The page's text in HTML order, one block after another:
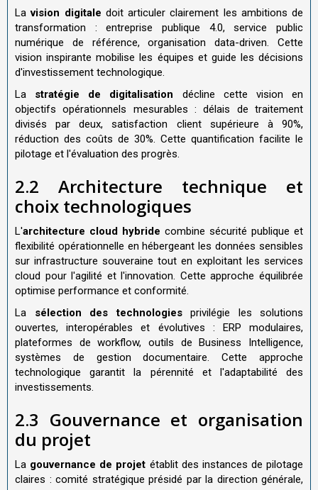
Lavision digitale doit articuler clairement les ambitions de
transformation : entreprise publique 4.0, service public
numérique de référence, organisation data-driven. Cette
vision inspirante mobilise les équipes et guide les décisions
d'investissement technologique.
La stratégie de digitalisation décline cette vision en
objectifs opérationnels mesurables : délais de traitement
divisés par deux, satisfaction client supérieure à 90%,
réduction des coûts de 30%. Cette quantification facilite le
pilotage et l'évaluation des progrès.
2.2 Architecture technique et
choix technologiques
L'architecture cloud hybride combine sécurité publique et
flexibilité opérationnelle en hébergeant les données sensibles
sur infrastructure souveraine tout en exploitant les services
cloud pour l'agilité et l'innovation. Cette approche équilibrée
optimise performance et conformité.
La sélection des technologiesprivilégie les solutions
ouvertes, interopérables et évolutives : ERP modulaires,
plateformes de workflow, outils de Business Intelligence,
systèmes de gestion documentaire. Cette approche
technologique garantit la pérennité et l'adaptabilité des
investissements.
2.3 Gouvernance et organisation
du projet
La gouvernance de projet établit des instances de pilotage
claires : comité stratégique présidé par la direction générale,